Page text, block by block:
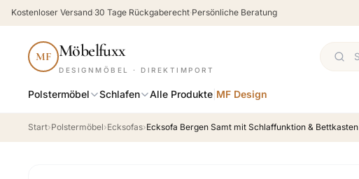
Kostenloser Versand·30 Tage Rückgaberecht·Persönliche Beratung
MF Möbelfuxx
DESIGNMÖBEL · DIREKTIMPORT
Polstermöbel Schlafen Alle Produkte MF Design
Start›Polstermöbel›Ecksofas›Ecksofa Bergen Samt mit Schlaffunktion & Bettkasten